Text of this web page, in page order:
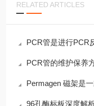
RELATED ARTICLES
PCR管是进行PCR
PCR管的维护保养
Permagen 磁架是
96孔酶标板深度解